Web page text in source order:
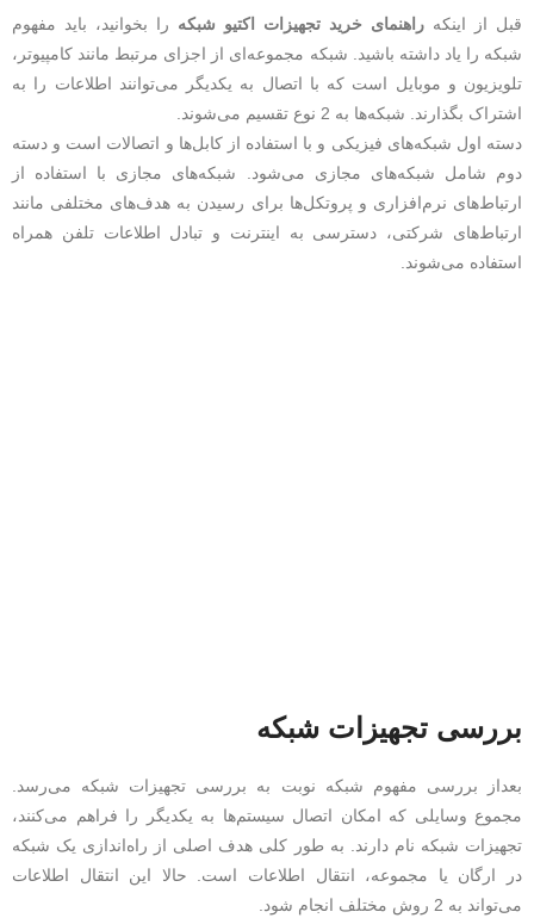
قبل‌ از اینکه راهنمای خرید تجهیزات اکتیو شبکه را بخوانید، باید مفهوم
شبکه را یاد داشته باشید. شبکه مجموعه‌ای از اجزای مرتبط مانند کامپیوتر،
تلویزیون و موبایل است که با اتصال به یکدیگر می‌توانند اطلاعات را به
اشتراک بگذارند. شبکه‌ها به 2 نوع تقسیم می‌شوند.
دسته اول شبکه‌های فیزیکی و با استفاده از کابل‌ها و اتصالات است و دسته
دوم شامل شبکه‌های مجازی می‌شود. شبکه‌های مجازی با استفاده از
ارتباط‌های نرم‌افزاری و پروتکل‌ها برای رسیدن به هدف‌های مختلفی مانند
ارتباط‌های شرکتی، دسترسی به اینترنت و تبادل اطلاعات تلفن همراه
استفاده می‌شوند.
بررسی تجهیزات شبکه
بعد‌از بررسی مفهوم شبکه نوبت‌ به بررسی تجهیزات شبکه می‌رسد.
مجموع وسایلی که امکان اتصال سیستم‌ها به یکدیگر را فراهم می‌کنند،
تجهیزات شبکه نام دارند. به‌ طور کلی هدف اصلی از راه‌اندازی یک شبکه
در ارگان یا مجموعه، انتقال اطلاعات است. حالا این انتقال اطلاعات
می‌تواند به 2 روش مختلف انجام شود.